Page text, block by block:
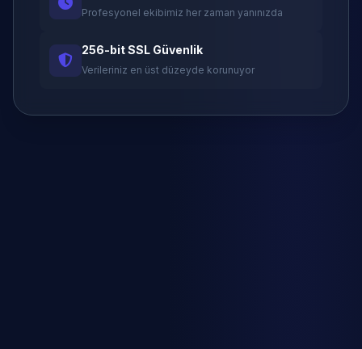
Profesyonel ekibimiz her zaman yanınızda
256-bit SSL Güvenlik
Verileriniz en üst düzeyde korunuyor